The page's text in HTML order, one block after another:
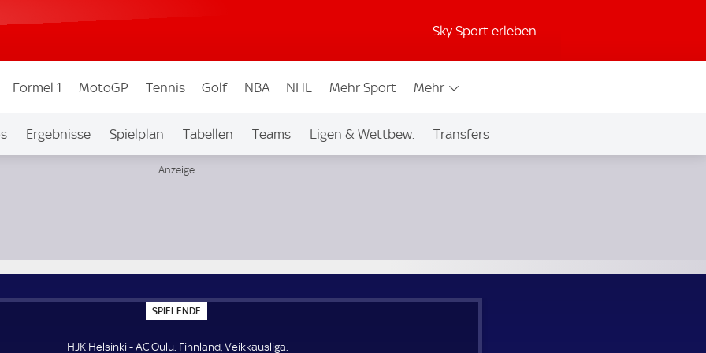
Sky Sport erleben
Formel 1 MotoGP Tennis Golf NBA NHL Mehr Sport Mehr
Ergebnisse Spielplan Tabellen Teams Ligen & Wettbew. Transfers
SPIELENDE
P
E
HJK Helsinki - AC Oulu. Finnland, Veikkausliga.